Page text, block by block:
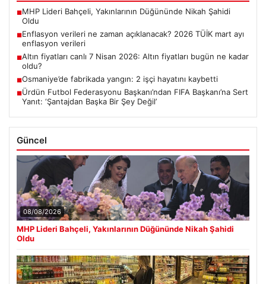
■MHP Lideri Bahçeli, Yakınlarının Düğününde Nikah Şahidi
Oldu
■Enflasyon verileri ne zaman açıklanacak? 2026 TÜİK mart ayı
enflasyon verileri
■Altın fiyatları canlı 7 Nisan 2026: Altın fiyatları bugün ne kadar
oldu?
■Osmaniye’de fabrikada yangın: 2 işçi hayatını kaybetti
■Ürdün Futbol Federasyonu Başkanı’ndan FIFA Başkanı’na Sert
Yanıt: ‘Şantajdan Başka Bir Şey Değil’
Güncel
08/08/2026
MHP Lideri Bahçeli, Yakınlarının Düğününde Nikah Şahidi
Oldu